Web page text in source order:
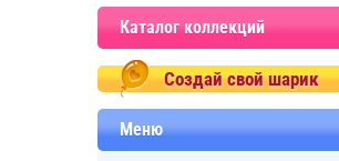
Каталог коллекций
Создай свой шарик
Меню